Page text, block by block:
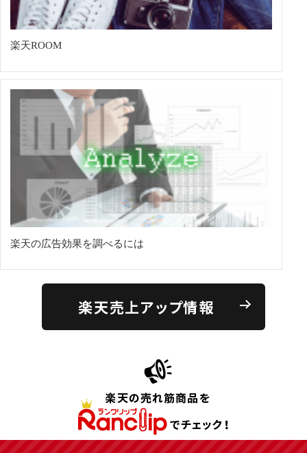
楽天ROOM
楽天の広告効果を調べるには
楽天売上アップ情報